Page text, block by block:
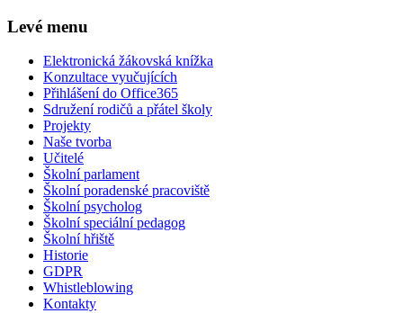
Levé menu
Elektronická žákovská knížka
Konzultace vyučujících
Přihlášení do Office365
Sdružení rodičů a přátel školy
Projekty
Naše tvorba
Učitelé
Školní parlament
Školní poradenské pracoviště
Školní psycholog
Školní speciální pedagog
Školní hřiště
Historie
GDPR
Whistleblowing
Kontakty